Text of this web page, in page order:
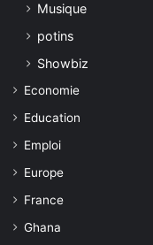
Musique
potins
Showbiz
Economie
Education
Emploi
Europe
France
Ghana